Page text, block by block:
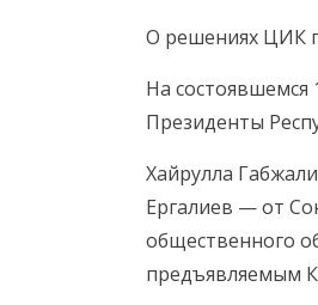
О решениях ЦИК
На состоявшемся
Президенты
Хайрулла
Ергалиев — от
общественного
предъявляемым